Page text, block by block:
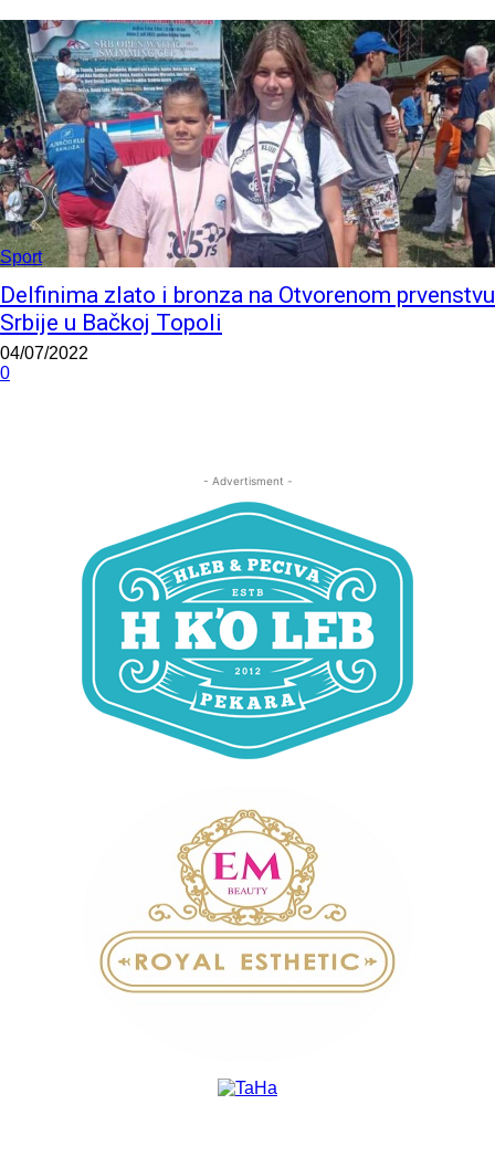
Sport
Delfinima zlato i bronza na Otvorenom prvenstvu
Srbije u Bačkoj Topoli
04/07/2022
0
- Advertisment -